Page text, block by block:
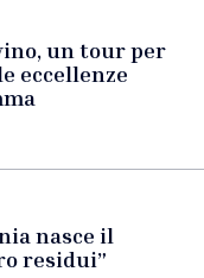
un tour per
eccellenze
nasce il
residui”